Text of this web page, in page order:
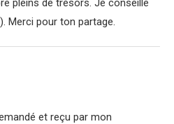
Merci pour ton partage.
et reçu par mon